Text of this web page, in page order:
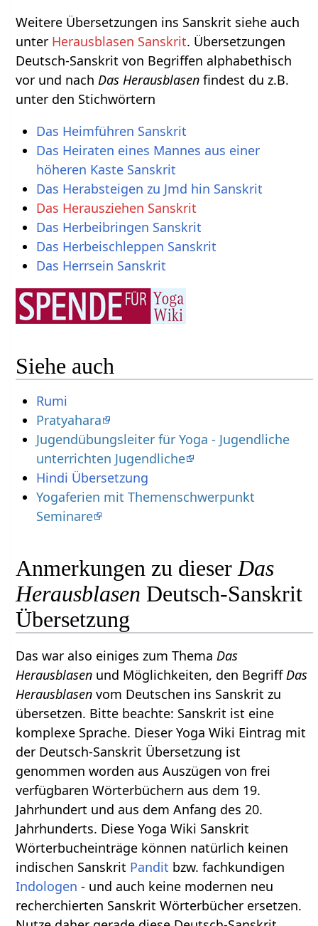
Weitere Übersetzungen ins Sanskrit siehe auch
unter Herausblasen Sanskrit. Übersetzungen
Deutsch-Sanskrit von Begriffen alphabethisch
vor und nachDas Herausblasenfindest du z.B.
unter den Stichwörtern
Das Heimführen Sanskrit
Das Heiraten eines Mannes aus einer
höheren Kaste Sanskrit
Das Herabsteigen zu Jmd hin Sanskrit
Das Herausziehen Sanskrit
Das Herbeibringen Sanskrit
Das Herbeischleppen Sanskrit
Das Herrsein Sanskrit
Siehe auch
Rumi
Pratyahara
Jugendübungsleiter für Yoga - Jugendliche
unterrichten Jugendliche
Hindi Übersetzung
Yogaferien mit Themenschwerpunkt
Seminare
Anmerkungen zu dieser Das
Herausblasen Deutsch-Sanskrit
Übersetzung
Das war also einiges zum Thema Das
Herausblasen und Möglichkeiten, den Begriff Das
Herausblasenvom Deutschen ins Sanskrit zu
übersetzen. Bitte beachte: Sanskrit ist eine
komplexe Sprache. Dieser Yoga Wiki Eintrag mit
der Deutsch-Sanskrit Übersetzung ist
genommen worden aus Auszügen von frei
verfügbaren Wörterbüchern aus dem 19.
Jahrhundert und aus dem Anfang des 20.
Jahrhunderts. Diese Yoga Wiki Sanskrit
Wörterbucheinträge können natürlich keinen
indischen Sanskrit Pandit bzw. fachkundigen
Indologen - und auch keine modernen neu
recherchierten Sanskrit Wörterbücher ersetzen.